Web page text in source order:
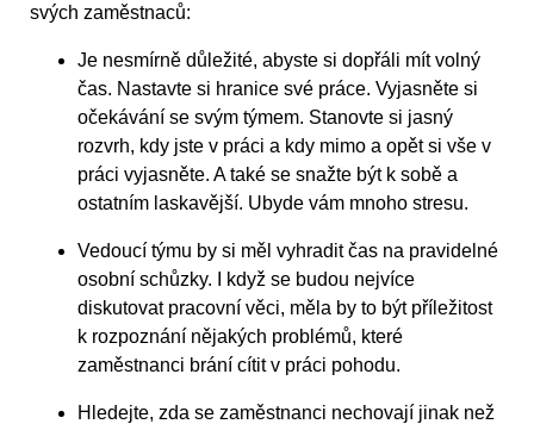
svých zaměstnaců:
Je nesmírně důležité, abyste si dopřáli mít volný
čas. Nastavte si hranice své práce. Vyjasněte si
očekávání se svým týmem. Stanovte si jasný
rozvrh, kdy jste v práci a kdy mimo a opět si vše v
práci vyjasněte. A také se snažte být k sobě a
ostatním laskavější. Ubyde vám mnoho stresu.
Vedoucí týmu by si měl vyhradit čas na pravidelné
osobní schůzky. I když se budou nejvíce
diskutovat pracovní věci, měla by to být příležitost
k rozpoznání nějakých problémů, které
zaměstnanci brání cítit v práci pohodu.
Hledejte, zda se zaměstnanci nechovají jinak než